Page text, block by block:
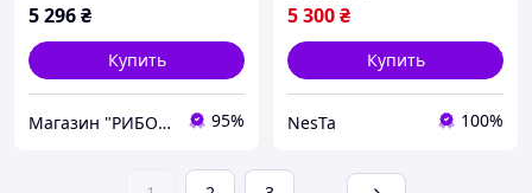
5 296₴
Купить
Магазин "РИБОЛОВКА" 95%
5 300₴
Купить
NesTa 100%